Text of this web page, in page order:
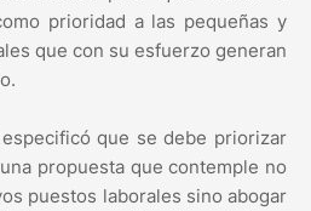
prioridad a las pequeñas y
que con su esfuerzo generan
que se debe priorizar
propuesta que contemple no
puestos laborales sino abogar